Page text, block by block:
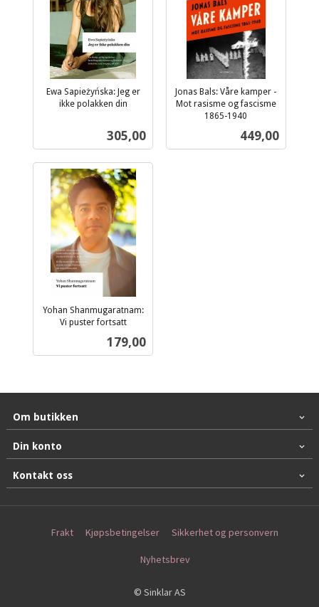
Ewa Sapieżyńska: Jeg er
ikke polakken din
Pris
305,00
Jonas Bals: Våre kamper -
Mot rasisme og fascisme
1865-1940
Pris
449,00
Yohan Shanmugaratnam:
Vi puster fortsatt
Pris
179,00
Om butikken
Din konto
Kontakt oss
Frakt Kjøpsbetingelser Sikkerhet og personvern
Nyhetsbrev
© Sinklar AS